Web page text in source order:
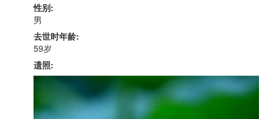
性别:
男
去世时年龄:
59岁
遗照: